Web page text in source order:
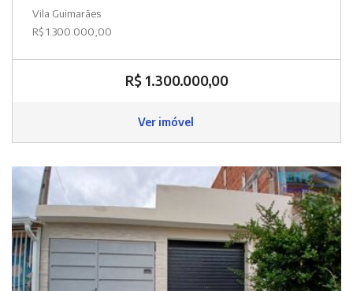
Vila Guimarães
R$ 1.300.000,00
R$ 1.300.000,00
Ver imóvel